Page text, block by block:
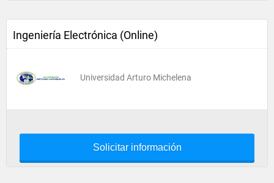
Ingeniería Electrónica (Online)
Universidad Arturo Michelena
Solicitar información